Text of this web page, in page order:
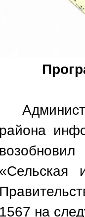
района
«Сельская
1567 на